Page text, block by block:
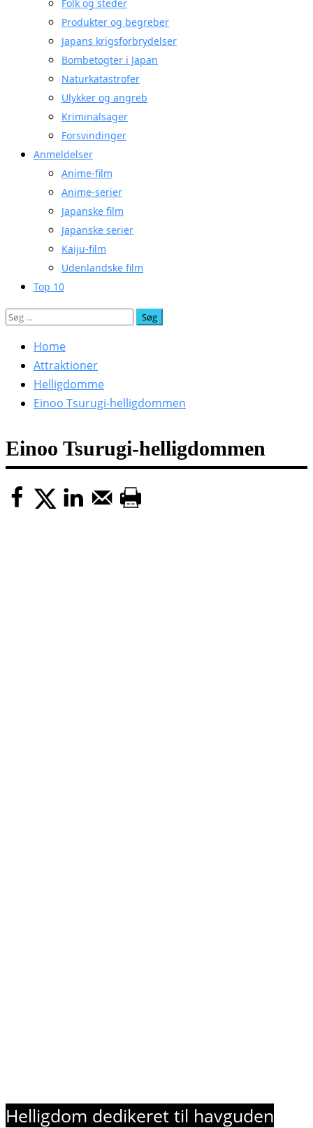
Folk og steder
Produkter og begreber
Japans krigsforbrydelser
Bombetogter i Japan
Naturkatastrofer
Ulykker og angreb
Kriminalsager
Forsvindinger
Anmeldelser
Anime-film
Anime-serier
Japanske film
Japanske serier
Kaiju-film
Udenlandske film
Top 10
Søg
Home
Attraktioner
Helligdomme
Einoo Tsurugi-helligdommen
Einoo Tsurugi-helligdommen
Helligdom dedikeret til havguden